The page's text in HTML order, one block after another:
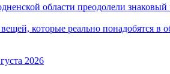
области преодолели знаковый
которые реально понадобятся в
2026